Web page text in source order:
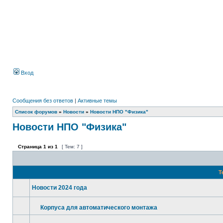
Вход
Сообщения без ответов | Активные темы
Список форумов » Новости » Новости НПО "Физика"
Новости НПО "Физика"
Страница 1 из 1 [ Тем: 7 ]
Новости 2024 года
Корпуса для автоматического монтажа